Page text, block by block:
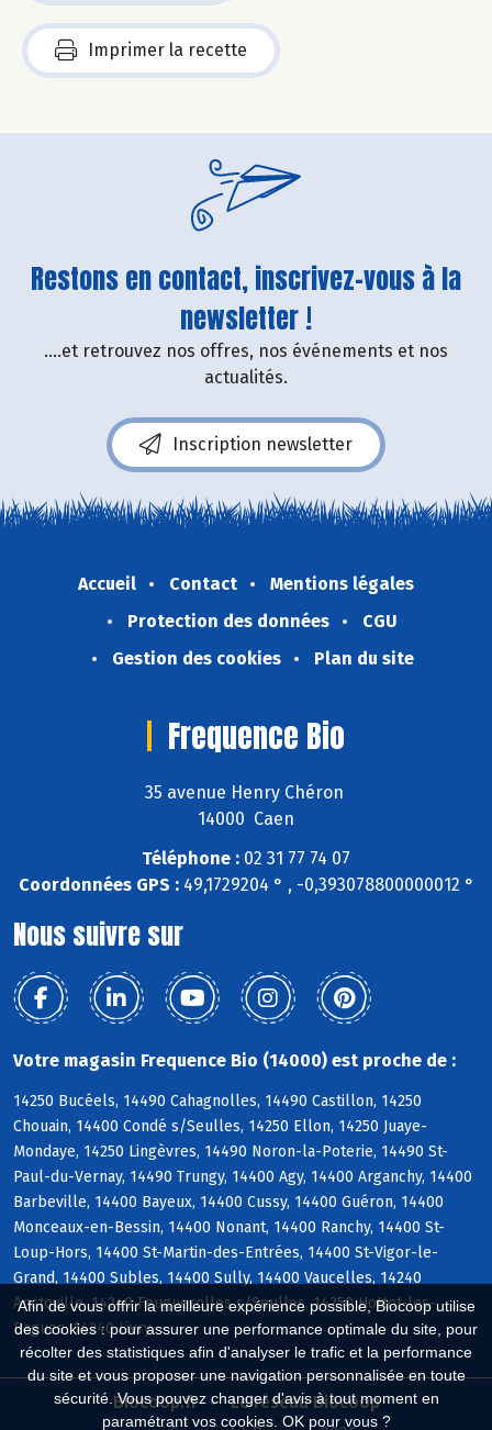
Afin de vous offrir la meilleure expérience possible, Biocoop utilise
des cookies : pour assurer une performance optimale du site, pour
récolter des statistiques afin d'analyser le trafic et la performance
du site et vous proposer une navigation personnalisée en toute
sécurité. Vous pouvez changer d'avis à tout moment en
paramétrant vos cookies. OK pour vous ?
Imprimer la recette
Restons en contact, inscrivez-vous à la
newsletter !
....et retrouvez nos offres, nos événements et nos
actualités.
Inscription newsletter
Accueil Contact
Mentions légales
Protection des données
CGU
Gestion des cookies
Plan du site
Frequence Bio
35 avenue Henry Chéron
14000 Caen
Téléphone : 02 31 77 74 07
Coordonnées GPS :49,1729204 ° , -0,393078800000012 °
Nous suivre sur
Votre magasin Frequence Bio (14000) est proche de :
14250 Bucéels, 14490 Cahagnolles, 14490 Castillon, 14250
Chouain, 14400 Condé s/Seulles, 14250 Ellon, 14250 Juaye-
Mondaye, 14250 Lingèvres, 14490 Noron-la-Poterie, 14490 St-
Paul-du-Vernay, 14490 Trungy, 14400 Agy, 14400 Arganchy, 14400
Barbeville, 14400 Bayeux, 14400 Cussy, 14400 Guéron, 14400
Monceaux-en-Bessin, 14400 Nonant, 14400 Ranchy, 14400 St-
Loup-Hors, 14400 St-Martin-des-Entrées, 14400 St-Vigor-le-
Grand, 14400 Subles, 14400 Sully, 14400 Vaucelles, 14240
Anctoville, 14240 Feuguerolles s/Seulles, 14250 Hottot-les-
Bagues, 14240 Livry
Biocoop.fr
Le réseau Biocoop